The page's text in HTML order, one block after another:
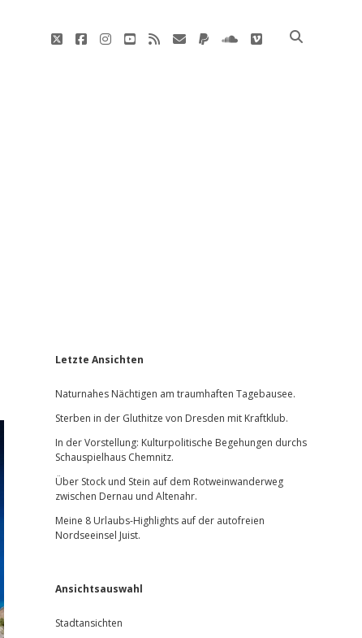
twitterfacebookinstagram
youtube
rss E-
paypalsoundcloud
vimeo
Sidebar
Letzte Ansichten
Naturnahes Nächtigen am traumhaften Tagebausee.
Sterben in der Gluthitze von Dresden mit Kraftklub.
In der Vorstellung: Kulturpolitische Begehungen durchs
Schauspielhaus Chemnitz.
Über Stock und Stein auf dem Rotweinwanderweg
zwischen Dernau und Altenahr.
Meine 8 Urlaubs-Highlights auf der autofreien
Nordseeinsel Juist.
Ansichtsauswahl
Stadtansichten